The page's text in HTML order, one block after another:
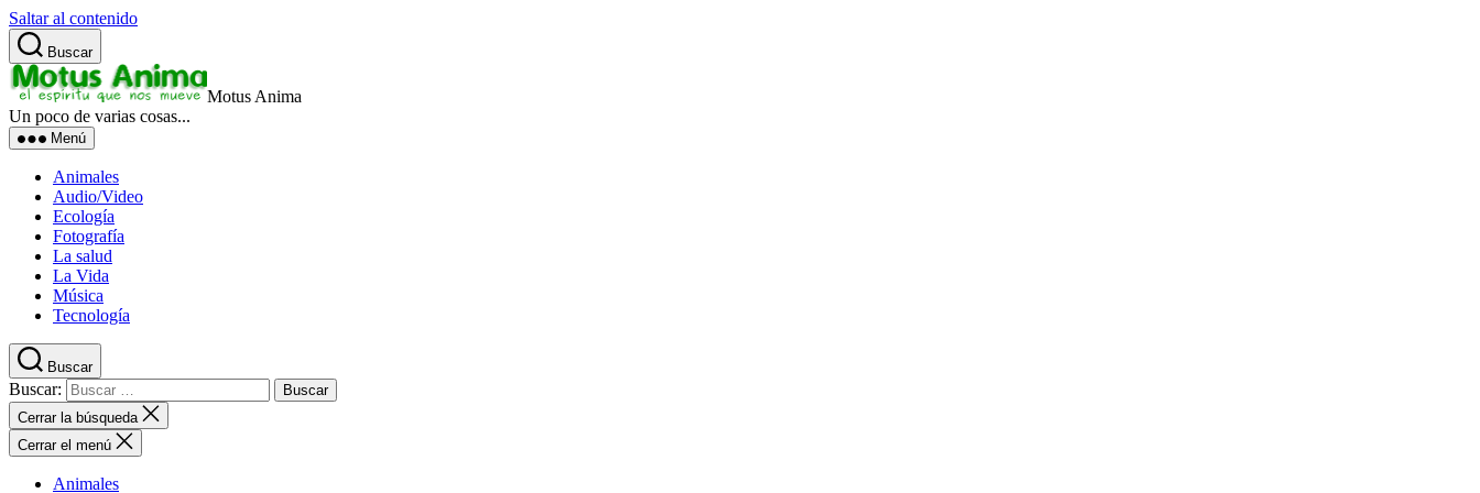
Saltar al contenido
Buscar
Motus Anima
Un poco de varias cosas...
Menú
Animales
Audio/Video
Ecología
Fotografía
La salud
La Vida
Música
Tecnología
Buscar
Buscar:
Cerrar la búsqueda
Cerrar el menú
Animales